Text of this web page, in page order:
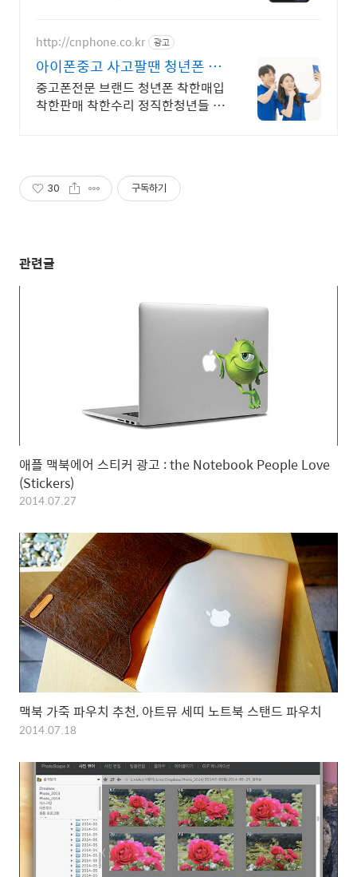
http://cnphone.co.kr 광고
아이폰중고 사고팔땐 청년폰 대
한민국 대표 중고폰
중고폰전문 브랜드 청년폰 착한매입
착한판매 착한수리 정직한청년들 아
30 구독하기
관련글
애플 맥북에어 스티커 광고 : the Notebook People Love
(Stickers)
2014.07.27
맥북 가죽 파우치 추천, 아트뮤 세띠 노트북 스탠드 파우치
2014.07.18